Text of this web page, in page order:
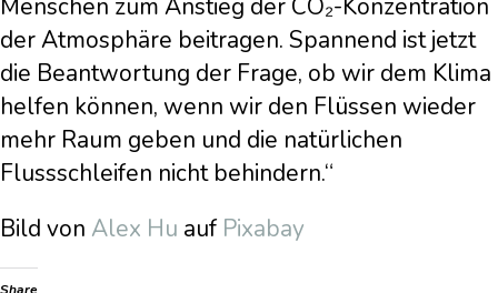
Menschen zum Anstieg der CO₂-Konzentration
der Atmosphäre beitragen. Spannend ist jetzt
die Beantwortung der Frage, ob wir dem Klima
helfen können, wenn wir den Flüssen wieder
mehr Raum geben und die natürlichen
Flussschleifen nicht behindern.“
Bild von Alex Hu auf Pixabay